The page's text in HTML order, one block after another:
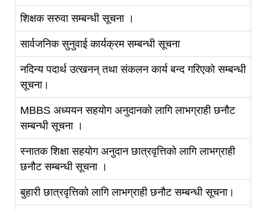
शिक्षक सरुवा सम्बन्धी सूचना ।
सार्वजनिक सुनुवाई कार्यक्रम सम्बन्धी सूचना
नदिन्य पदार्थ उत्खनन् तथा संकलन कार्य बन्द गरिएको सम्बन्धी
सूचना।
MBBS अध्ययन सहयोग अनुदानको लागि लाभग्राही छनौट
सम्बन्धी सूचना ।
स्‍नातक शिक्षा सहयोग अनुदान छात्रवृत्तिको लागि लाभग्राही
छनौट सम्बन्धी सूचना ।
बुहारी छात्रवृत्तिको लागि लाभग्राही छनौट सम्बन्धी सूचना।